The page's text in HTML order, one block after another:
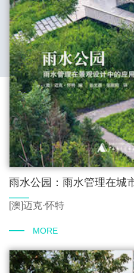
雨水公园：雨水管理在城
[澳]迈克·怀特
MORE